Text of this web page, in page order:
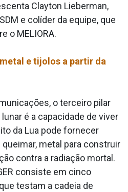
Clayton Lieberman,
e colíder da equipe, que
o MELIORA.
e tijolos a partir da
o terceiro pilar
é a capacidade de viver
da Lua pode fornecer
metal para construir
contra a radiação mortal.
consiste em cinco
testam a cadeia de